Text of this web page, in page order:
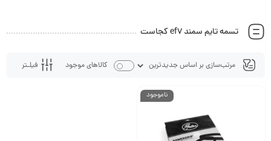
تسمه تایم سمند ef7 کجاست
فیلـتر کالاهای موجود
ناموجود